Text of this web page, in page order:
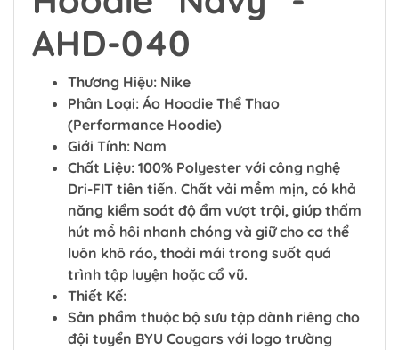
AHD-040
Thương Hiệu: Nike
Phân Loại: Áo Hoodie Thể Thao
(Performance Hoodie)
Giới Tính: Nam
Chất Liệu: 100% Polyester với công nghệ
Dri-FIT tiên tiến. Chất vải mềm mịn, có khả
năng kiểm soát độ ẩm vượt trội, giúp thấm
hút mồ hôi nhanh chóng và giữ cho cơ thể
luôn khô ráo, thoải mái trong suốt quá
trình tập luyện hoặc cổ vũ.
Thiết Kế:
Sản phẩm thuộc bộ sưu tập dành riêng cho
đội tuyển BYU Cougars với logo trường